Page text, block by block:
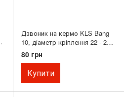
Дзвоник на кермо KLS Bang
10, діаметр кріплення 22 - 25
мм, чорний (polybag)
80 грн
Купити